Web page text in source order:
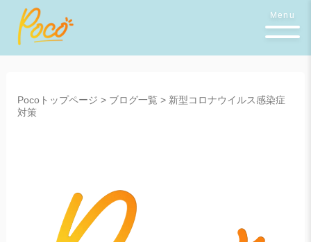
Menu
Pocoトップページ > ブログ一覧 > 新型コロナウイルス感染症
対策